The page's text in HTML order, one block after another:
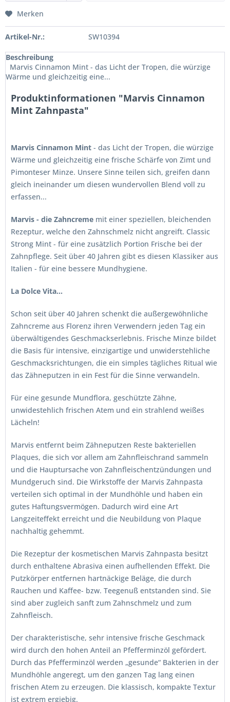
Merken
Artikel-Nr.: SW10394
Beschreibung
Marvis Cinnamon Mint - das Licht der Tropen, die würzige
Wärme und gleichzeitig eine...
Produktinformationen "Marvis Cinnamon
Mint Zahnpasta"
Marvis Cinnamon Mint - das Licht der Tropen, die würzige
Wärme und gleichzeitig eine frische Schärfe von Zimt und
Pimonteser Minze. Unsere Sinne teilen sich, greifen dann
gleich ineinander um diesen wundervollen Blend voll zu
erfassen...
Marvis - die Zahncreme mit einer speziellen, bleichenden
Rezeptur, welche den Zahnschmelz nicht angreift. Classic
Strong Mint - für eine zusätzlich Portion Frische bei der
Zahnpflege. Seit über 40 Jahren gibt es diesen Klassiker aus
Italien - für eine bessere Mundhygiene.
La Dolce Vita...
Schon seit über 40 Jahren schenkt die außergewöhnliche
Zahncreme aus Florenz ihren Verwendern jeden Tag ein
überwältigendes Geschmackserlebnis. Frische Minze bildet
die Basis für intensive, einzigartige und unwiderstehliche
Geschmacksrichtungen, die ein simples tägliches Ritual wie
das Zähneputzen in ein Fest für die Sinne verwandeln.
Für eine gesunde Mundflora, geschützte Zähne,
unwidestehlich frischen Atem und ein strahlend weißes
Lächeln!
Marvis entfernt beim Zähneputzen Reste bakteriellen
Plaques, die sich vor allem am Zahnfleischrand sammeln
und die Hauptursache von Zahnfleischentzündungen und
Mundgeruch sind. Die Wirkstoffe der Marvis Zahnpasta
verteilen sich optimal in der Mundhöhle und haben ein
gutes Haftungsvermögen. Dadurch wird eine Art
Langzeiteffekt erreicht und die Neubildung von Plaque
nachhaltig gehemmt.
Die Rezeptur der kosmetischen Marvis Zahnpasta besitzt
durch enthaltene Abrasiva einen aufhellenden Effekt. Die
Putzkörper entfernen hartnäckige Beläge, die durch
Rauchen und Kaffee- bzw. Teegenuß entstanden sind. Sie
sind aber zugleich sanft zum Zahnschmelz und zum
Zahnfleisch.
Der charakteristische, sehr intensive frische Geschmack
wird durch den hohen Anteil an Pfefferminzöl gefördert.
Durch das Pfefferminzöl werden „gesunde“ Bakterien in der
Mundhöhle angeregt, um den ganzen Tag lang einen
frischen Atem zu erzeugen. Die klassisch, kompakte Textur
ist extrem ergiebig.